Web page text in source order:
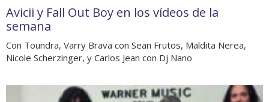
Avicii y Fall Out Boy en los vídeos de la
semana
Con Toundra, Varry Brava con Sean Frutos, Maldita Nerea,
Nicole Scherzinger, y Carlos Jean con Dj Nano